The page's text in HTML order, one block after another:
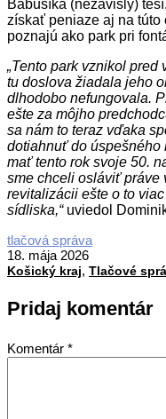
Babušíka (nezávislý)
získať peniaze aj na
poznajú ako park pri
„Tento park vznikol
tu doslova žiadala jeho
dlhodobo nefungovala.
ešte za môjho
sa nám to teraz vďaka
dotiahnuť do úspešného
mať tento rok svoje 50.
sme chceli osláviť práve
revitalizácii ešte o to
sídliska,“uviedol
2026-
05-
18
tlačová správa
18. mája 2026
Košický kraj, Tlačové
Pridaj komentár
Komentár *